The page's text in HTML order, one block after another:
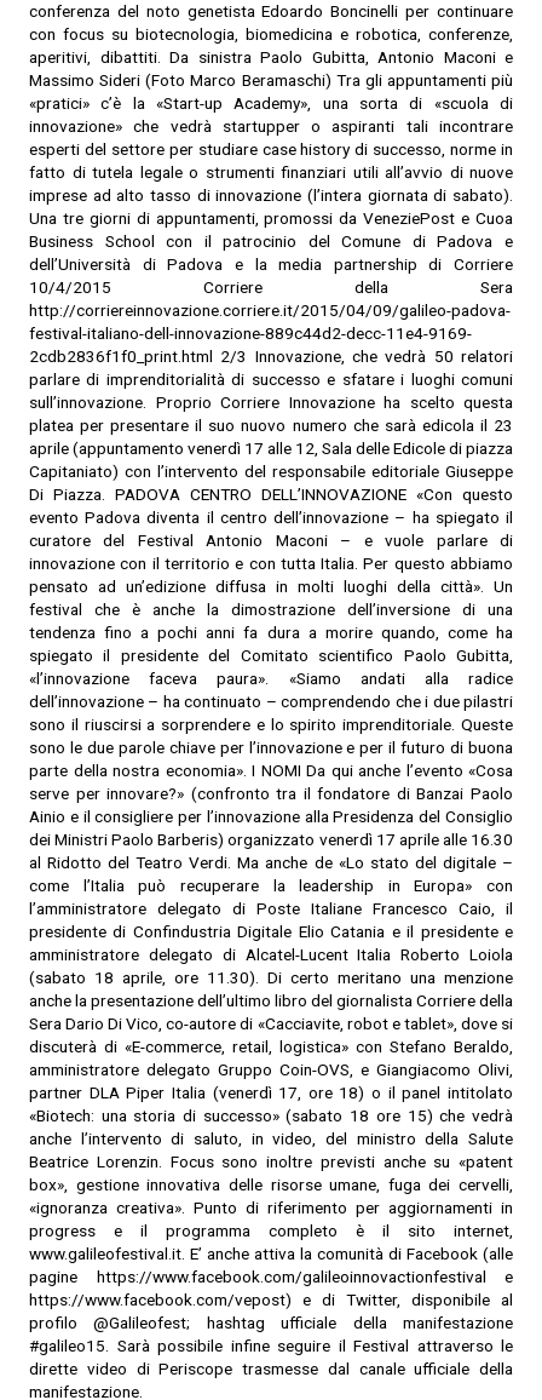
conferenza del noto genetista Edoardo Boncinelli per continuare
con focus su biotecnologia, biomedicina e robotica, conferenze,
aperitivi, dibattiti. Da sinistra Paolo Gubitta, Antonio Maconi e
Massimo Sideri (Foto Marco Beramaschi) Tra gli appuntamenti più
«pratici» c’è la «Start-up Academy», una sorta di «scuola di
innovazione» che vedrà startupper o aspiranti tali incontrare
esperti del settore per studiare case history di successo, norme in
fatto di tutela legale o strumenti finanziari utili all’avvio di nuove
imprese ad alto tasso di innovazione (l’intera giornata di sabato).
Una tre giorni di appuntamenti, promossi da VeneziePost e Cuoa
Business School con il patrocinio del Comune di Padova e
dell’Università di Padova e la media partnership di Corriere
10/4/2015 Corriere della Sera
http://corriereinnovazione.corriere.it/2015/04/09/galileo-padova-
festival-italiano-dell-innovazione-889c44d2-decc-11e4-9169-
2cdb2836f1f0_print.html 2/3 Innovazione, che vedrà 50 relatori
parlare di imprenditorialità di successo e sfatare i luoghi comuni
sull’innovazione. Proprio Corriere Innovazione ha scelto questa
platea per presentare il suo nuovo numero che sarà edicola il 23
aprile (appuntamento venerdì 17 alle 12, Sala delle Edicole di piazza
Capitaniato) con l’intervento del responsabile editoriale Giuseppe
Di Piazza. PADOVA CENTRO DELL’INNOVAZIONE «Con questo
evento Padova diventa il centro dell’innovazione – ha spiegato il
curatore del Festival Antonio Maconi – e vuole parlare di
innovazione con il territorio e con tutta Italia. Per questo abbiamo
pensato ad un’edizione diffusa in molti luoghi della città». Un
festival che è anche la dimostrazione dell’inversione di una
tendenza fino a pochi anni fa dura a morire quando, come ha
spiegato il presidente del Comitato scientifico Paolo Gubitta,
«l’innovazione faceva paura». «Siamo andati alla radice
dell’innovazione – ha continuato – comprendendo che i due pilastri
sono il riuscirsi a sorprendere e lo spirito imprenditoriale. Queste
sono le due parole chiave per l’innovazione e per il futuro di buona
parte della nostra economia». I NOMI Da qui anche l’evento «Cosa
serve per innovare?» (confronto tra il fondatore di Banzai Paolo
Ainio e il consigliere per l’innovazione alla Presidenza del Consiglio
dei Ministri Paolo Barberis) organizzato venerdì 17 aprile alle 16.30
al Ridotto del Teatro Verdi. Ma anche de «Lo stato del digitale –
come l’Italia può recuperare la leadership in Europa» con
l’amministratore delegato di Poste Italiane Francesco Caio, il
presidente di Confindustria Digitale Elio Catania e il presidente e
amministratore delegato di Alcatel-Lucent Italia Roberto Loiola
(sabato 18 aprile, ore 11.30). Di certo meritano una menzione
anche la presentazione dell’ultimo libro del giornalista Corriere della
Sera Dario Di Vico, co-autore di «Cacciavite, robot e tablet», dove si
discuterà di «E-commerce, retail, logistica» con Stefano Beraldo,
amministratore delegato Gruppo Coin-OVS, e Giangiacomo Olivi,
partner DLA Piper Italia (venerdì 17, ore 18) o il panel intitolato
«Biotech: una storia di successo» (sabato 18 ore 15) che vedrà
anche l’intervento di saluto, in video, del ministro della Salute
Beatrice Lorenzin. Focus sono inoltre previsti anche su «patent
box», gestione innovativa delle risorse umane, fuga dei cervelli,
«ignoranza creativa». Punto di riferimento per aggiornamenti in
progress e il programma completo è il sito internet,
www.galileofestival.it. E’ anche attiva la comunità di Facebook (alle
pagine https://www.facebook.com/galileoinnovactionfestival e
https://www.facebook.com/vepost) e di Twitter, disponibile al
profilo @Galileofest; hashtag ufficiale della manifestazione
#galileo15. Sarà possibile infine seguire il Festival attraverso le
dirette video di Periscope trasmesse dal canale ufficiale della
manifestazione.